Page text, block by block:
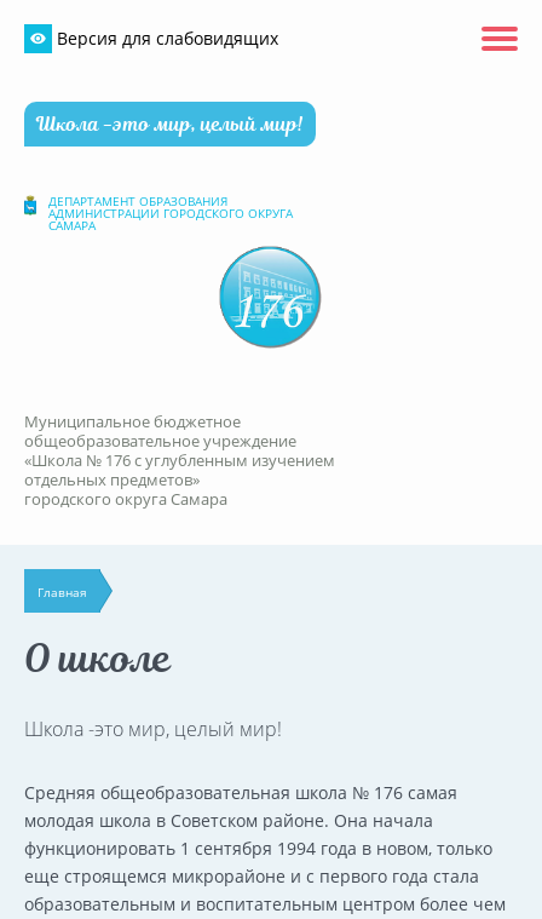
Версия для слабовидящих
Школа -это мир, целый мир!
ДЕПАРТАМЕНТ ОБРАЗОВАНИЯ
АДМИНИСТРАЦИИ ГОРОДСКОГО ОКРУГА
САМАРА
Муниципальное бюджетное
общеобразовательное учреждение
«Школа № 176 с углубленным изучением
отдельных предметов»
городского округа Самара
Главная
О школе
Школа -это мир, целый мир!
Средняя общеобразовательная школа № 176 самая
молодая школа в Советском районе. Она начала
функционировать 1 сентября 1994 года в новом, только
еще строящемся микрорайоне и с первого года стала
образовательным и воспитательным центром более чем